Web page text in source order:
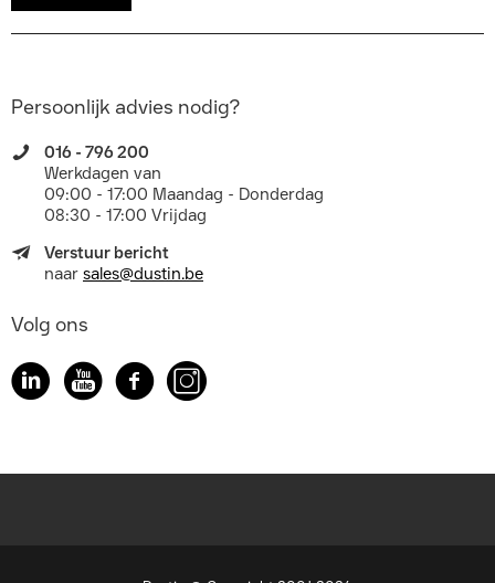
Persoonlijk advies nodig?
016 - 796 200
Werkdagen van
09:00 - 17:00 Maandag - Donderdag
08:30 - 17:00 Vrijdag
Verstuur bericht
naar sales@dustin.be
Volg ons